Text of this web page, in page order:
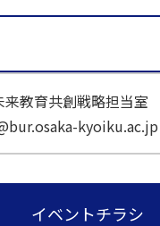
教育共創戦略担当室
kyoiku.ac.jp
イベントチラシ